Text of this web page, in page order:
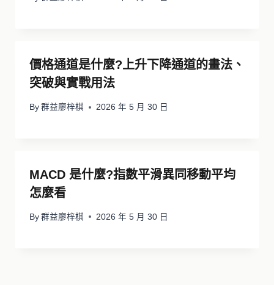
價格通道是什麼?上升下降通道的畫法、
突破與實戰用法
By 群益廖梓棋 2026 年 5 月 30 日
MACD 是什麼?指數平滑異同移動平均
怎麼看
By 群益廖梓棋 2026 年 5 月 30 日